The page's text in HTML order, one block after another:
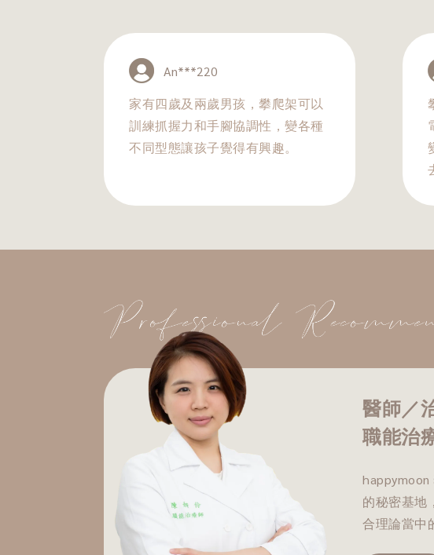
An***220
家有四歲及兩歲男孩，攀爬架可以
訓練抓握力和手腳協調性，變各種
不同型態讓孩子覺得有興趣。
醫師／
職能治
的秘密基地
合理論當中